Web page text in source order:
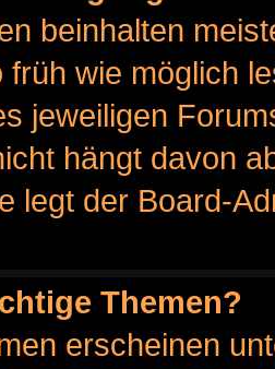
beinhalten
früh wie möglich
jeweiligen
hängt davon
legt der Board-
Themen?
erscheinen